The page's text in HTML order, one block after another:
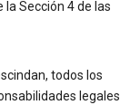
la Sección 4 de las
todos los
legales